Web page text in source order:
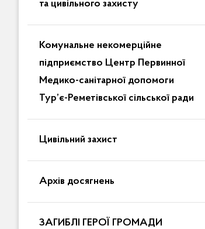
та цивільного захисту
Комунальне некомерційне
підприємство Центр Первинної
Медико-санітарної допомоги
Тур’є-Реметівської сільської ради
Цивільний захист
Архів досягнень
ЗАГИБЛІ ГЕРОЇ ГРОМАДИ